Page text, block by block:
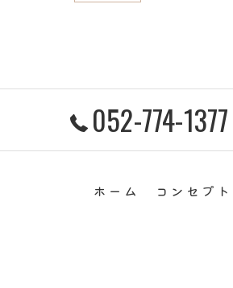
052-774-1377
ホーム コンセプト